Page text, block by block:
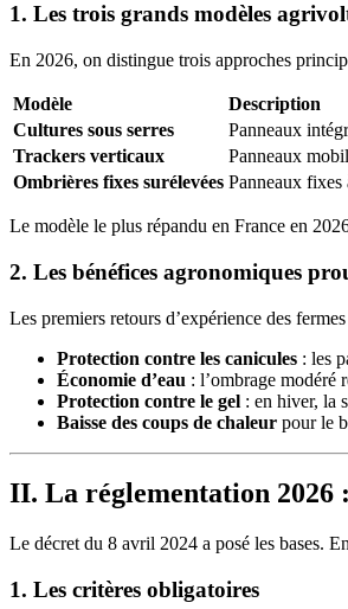
1. Les trois grands modèles
En 2026, on distingue trois approches
Modèle Description
Cultures sous serres
Panneaux
Trackers verticaux
Panneaux
Ombrières fixes surélevées Panneaux fixes
Le modèle le plus répandu en France en
2. Les bénéfices agronomiques
Les premiers retours d’expérience des
Protection contre les canicules : les
Économie d’eau : l’ombrage modéré
Protection contre le gel : en hiver, la
Baisse des coups de chaleur pour le
II. La réglementation
Le décret du 8 avril 2024 a posé les bases.
1. Les critères obligatoires